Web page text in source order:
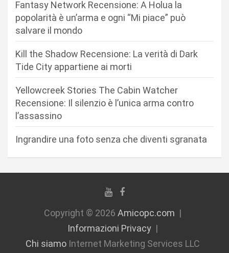
Fantasy Network Recensione: A Holua la
popolarità è un’arma e ogni “Mi piace” può
salvare il mondo
Kill the Shadow Recensione: La verità di Dark
Tide City appartiene ai morti
Yellowcreek Stories The Cabin Watcher
Recensione: Il silenzio è l’unica arma contro
l’assassino
Ingrandire una foto senza che diventi sgranata
Copyright © 2026 Amicopc.com
Informazioni Privacy
Chi siamoInternet Marketing Services LLC